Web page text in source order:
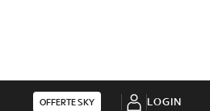
OFFERTE SKY LOGIN